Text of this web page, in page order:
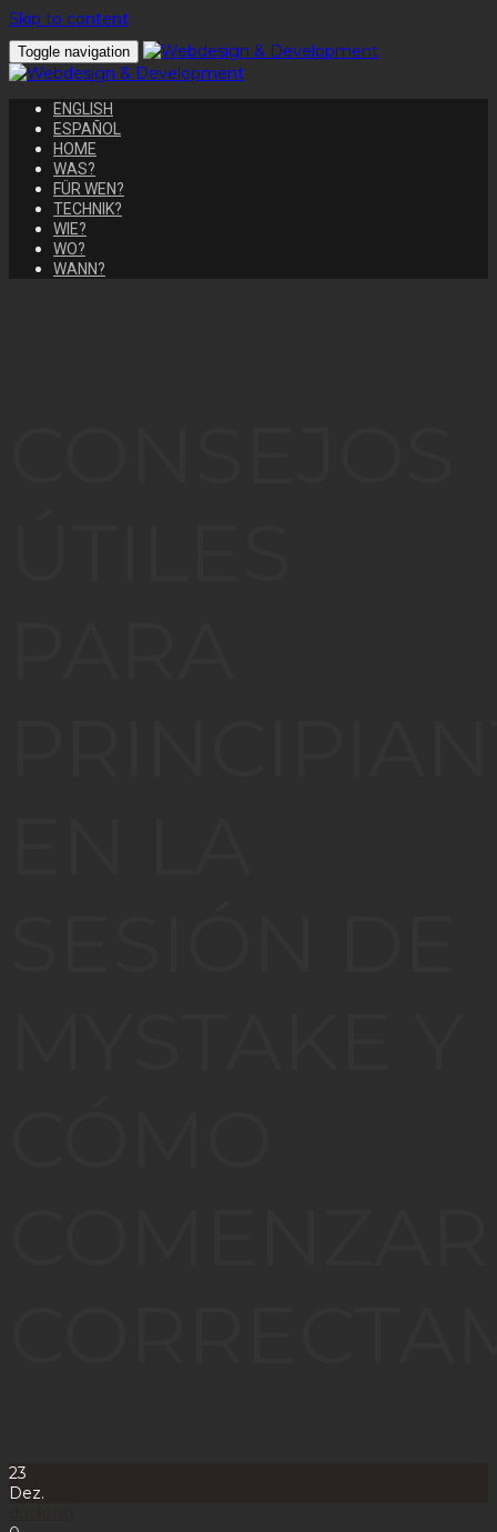
Skip to content
Toggle navigation
ENGLISH
ESPAÑOL
HOME
WAS?
FÜR WEN?
TECHNIK?
WIE?
WO?
WANN?
23
Dez.